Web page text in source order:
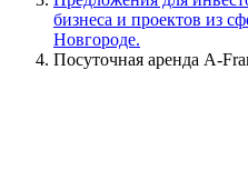
бизнеса и проектов из
Новгороде.
Посуточная аренда A-